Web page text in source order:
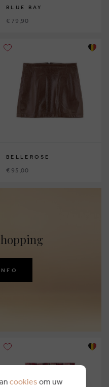
BLUE BAY
€ 79,90
BELLEROSE
€ 95,00
cookies om uw